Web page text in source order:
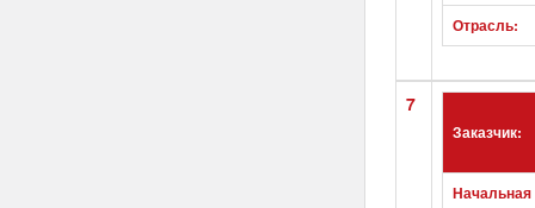
Отрасль:
7
Заказчик:
Начальная